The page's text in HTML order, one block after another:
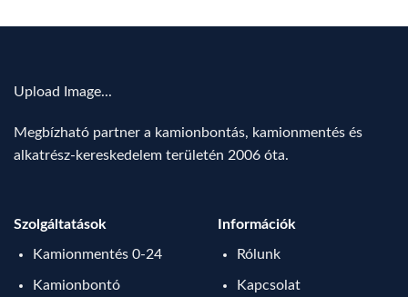
Upload Image...
Megbízható partner a kamionbontás, kamionmentés és
alkatrész-kereskedelem területén 2006 óta.
Szolgáltatások
Kamionmentés 0-24
Kamionbontó
Információk
Rólunk
Kapcsolat